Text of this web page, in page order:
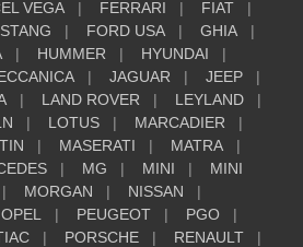
VEGA FERRARI
FIAT
FORD USA
GHIA
HUMMER
HYUNDAI
JAGUAR
JEEP
LAND ROVER
LEYLAND
LOTUS
MARCADIER
MASERATI
MATRA
MG MINI
MINI
MORGAN
NISSAN
OPEL PEUGEOT
PGO
PORSCHE RENAULT